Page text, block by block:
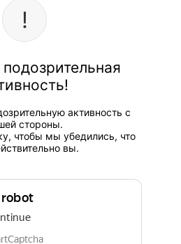
активность с
стороны.
чтобы мы убедились, что
вы.